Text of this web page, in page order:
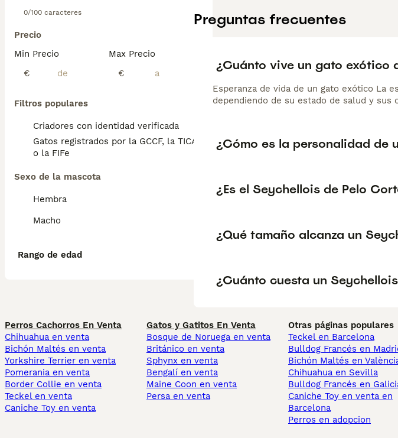
0/100 caracteres
Precio
Min Precio
€
Max Precio
€
Filtros populares
Criadores con identidad verificada
Gatos registrados por la GCCF, la TICA
o la FIFe
Sexo de la mascota
Hembra
Macho
Rango de edad
Preguntas frecuentes
¿Cuánto vive un gato exótico
Esperanza de vida de un gato exótico La
dependiendo de su estado de salud y sus
¿Cómo es la personalidad de
¿Es el Seychellois de Pelo
¿Qué tamaño alcanza un
¿Cuánto cuesta un
Perros Cachorros En Venta
Chihuahua en venta
Bichón Maltés en venta
Yorkshire Terrier en venta
Pomerania en venta
Border Collie en venta
Teckel en venta
Caniche Toy en venta
Gatos y Gatitos En Venta
Bosque de Noruega en venta
Británico en venta
Sphynx en venta
Bengalí en venta
Maine Coon en venta
Persa en venta
Otras páginas populares
Teckel en Barcelona
Bulldog Francés en
Bichón Maltés en
Chihuahua en Sevilla
Bulldog Francés en
Caniche Toy en venta en
Barcelona
Perros en adopcion